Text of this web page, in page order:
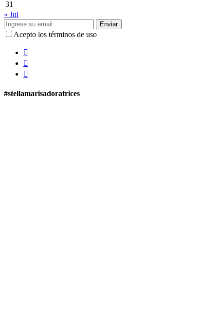
31
« Jul
Enviar
Acepto los términos de uso
#stellamarisadoratrices